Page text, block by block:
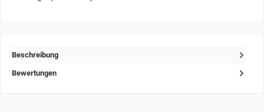
Beschreibung
Bewertungen